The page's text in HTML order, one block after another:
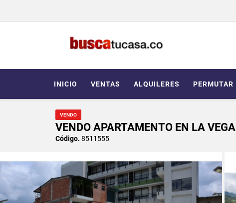
INICIO VENTAS ALQUILERES PERMUTAR
VENDO
VENDO APARTAMENTO EN LA VEGA
Código. 8511555